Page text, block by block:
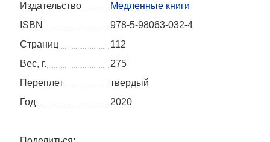
Издательство
Медленные книги
ISBN
978-5-98063-032-4
Страниц
112
Вес, г.
275
Переплет
твердый
Год
2020